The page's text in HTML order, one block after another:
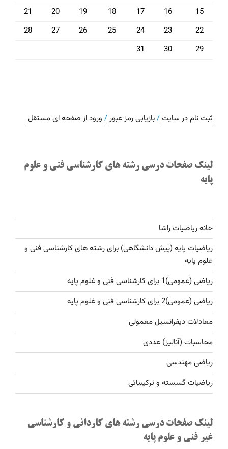
15
16
17
18
19
20
21
22
23
24
25
26
27
28
29
30
31
ثبت نام در سایت/بازیابی رمز عبور/ ورود از صفحه ای مستقل
لینک صفحات درسی رشته های کارشناسی فنی و علوم
پایه
خانه ریاضیات راشا
ریاضیات پایه (پیش دانشگاهی) برای رشته های کارشناسی فنی و
علوم پایه
ریاضی (عمومی)1 برای کارشناسی فنی و غلوم پایه
ریاضی (عمومی)2 برای کارشناسی فنی و غلوم پایه
معادلات دیفرانسیل معمولی
محاسبات (آنالیز) عددی
ریاضی مهندسی
ریاضیات گسسته و ترکیبیاتی
لینک صفحات درسی رشته های کاردانی و کارشناسی
غیر فنی و علوم پایه